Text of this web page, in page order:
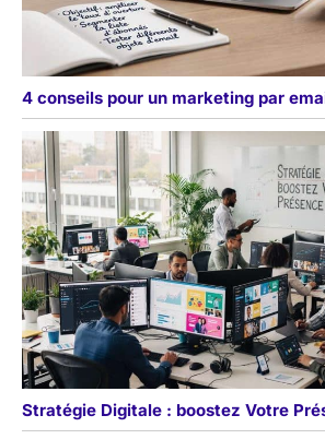
4 conseils pour un marketing par
Stratégie Digitale : boostez Votre